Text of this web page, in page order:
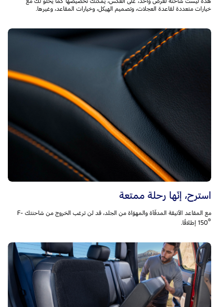
خيارات متعددة لقاعدة العجلات، وتصميم الهيكل، وخيارات المقاعد، وغيرها.
استرح، إنّها رحلة ممتعة
مع المقاعد الأنيقة المدفّأة والمهوّاة من الجلد، قد لن ترغب الخروج من شاحنتك F-
150®